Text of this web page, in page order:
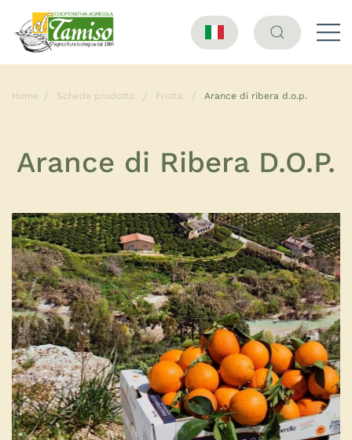
Home Schede prodotto Frutta Arance di ribera d.o.p.
Arance di Ribera D.O.P.